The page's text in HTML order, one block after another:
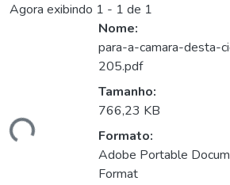
Agora exibindo 1 - 1 de 1
Nome:
para-a-camara-desta-
205.pdf
Tamanho:
766,23 KB
Formato:
Adobe Portable
Format